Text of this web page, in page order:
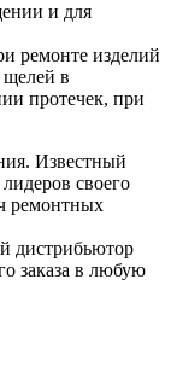
и для
ремонте изделий
щелей в
протечек, при
Известный
своего
ремонтных
дистрибьютор
заказа в любую